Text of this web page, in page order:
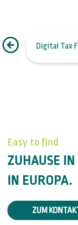
Digital Tax
Easy to find
ZUHAUSE
IN EUROPA.
ZUM